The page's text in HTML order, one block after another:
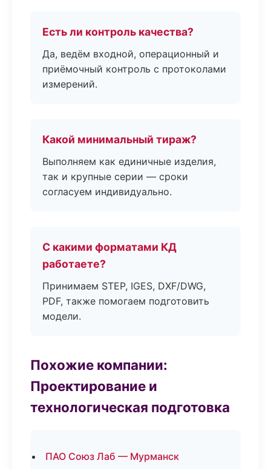
Есть ли контроль качества?
Да, ведём входной, операционный и
приёмочный контроль с протоколами
измерений.
Какой минимальный тираж?
Выполняем как единичные изделия,
так и крупные серии — сроки
согласуем индивидуально.
С какими форматами КД
работаете?
Принимаем STEP, IGES, DXF/DWG,
PDF, также помогаем подготовить
модели.
Похожие компании:
Проектирование и
технологическая подготовка
ПАО Союз Лаб — Мурманск